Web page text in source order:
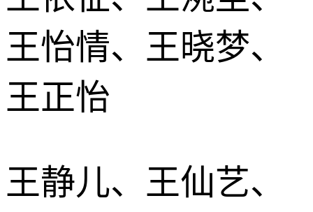
王怡情、王晓梦、
王正怡
王静儿、王仙艺、